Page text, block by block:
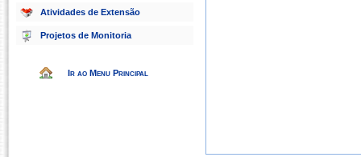
Atividades de Extensão
Projetos de Monitoria
Ir ao Menu Principal